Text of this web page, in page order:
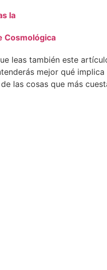
Ia
Cosmológica
leas también este
mejor qué implica
las cosas que más